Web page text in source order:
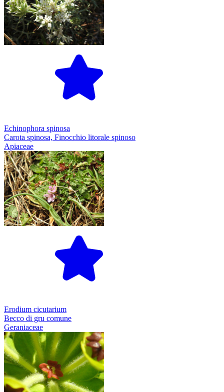
Echinophora spinosa
Carota spinosa, Finocchio litorale spinoso
Apiaceae
Erodium cicutarium
Becco di gru comune
Geraniaceae